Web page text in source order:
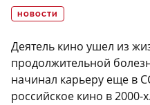
НОВОСТИ
Деятель кино ушел из
продолжительной
начинал карьеру еще в
российское кино в 2000-х.